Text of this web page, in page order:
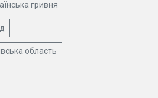
гривня
область